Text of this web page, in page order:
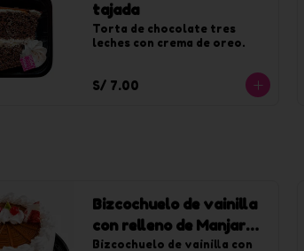
tajada
Torta de chocolate tres
leches con crema de oreo.
S/ 7.00
Bizcochuelo de vainilla
con relleno de Manjar
chica
Bizcochuelo de vainilla con